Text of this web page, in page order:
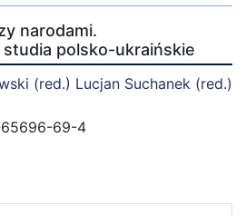
narodami.
polsko-ukraińskie
(red.) Lucjan Suchanek (red.)
65696-69-4